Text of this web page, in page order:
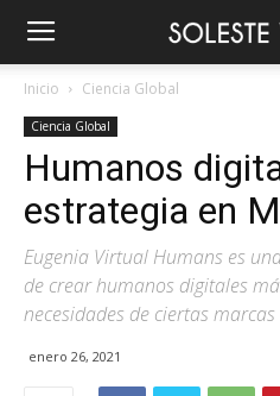
Inicio Ciencia Global
Ciencia Global
Humanos
estrategia en
Eugenia Virtual Humans es
de crear humanos digitales
necesidades de ciertas
enero 26, 2021